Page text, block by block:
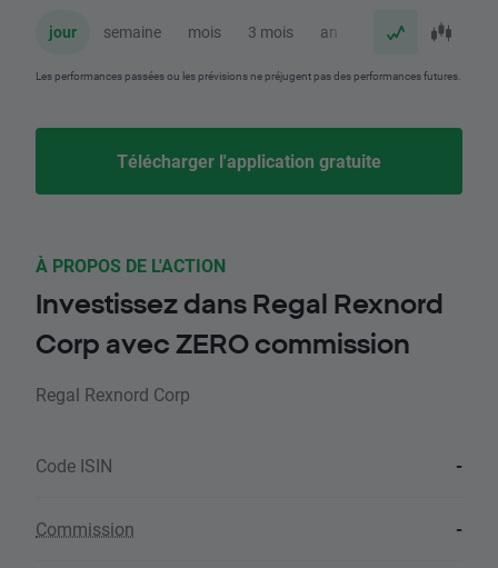
jour semaine mois 3 mois an
Les performances passées ou les prévisions ne préjugent pas des performances futures.
Télécharger l'application gratuite
À PROPOS DE L'ACTION
Investissez dans Regal Rexnord
Corp avec ZERO commission
Regal Rexnord Corp
Code ISIN -
Commission -